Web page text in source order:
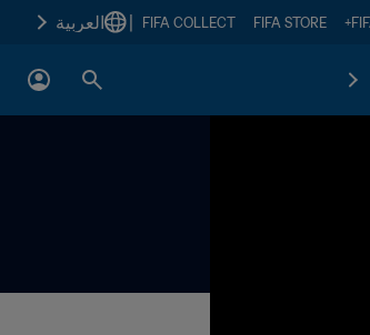
FIFA STORE
FIFA COLLECT العربية